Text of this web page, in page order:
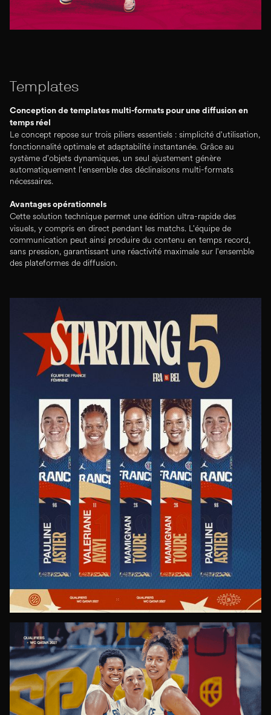
Templates
Conception de templates multi-formats pour une diffusion en
temps réel
Le concept repose sur trois piliers essentiels : simplicité d'utilisation,
fonctionnalité optimale et adaptabilité instantanée. Grâce au
système d'objets dynamiques, un seul ajustement génère
automatiquement l'ensemble des déclinaisons multi-formats
nécessaires.
Avantages opérationnels
Cette solution technique permet une édition ultra-rapide des
visuels, y compris en direct pendant les matchs. L'équipe de
communication peut ainsi produire du contenu en temps record,
sans pression, garantissant une réactivité maximale sur l'ensemble
des plateformes de diffusion.